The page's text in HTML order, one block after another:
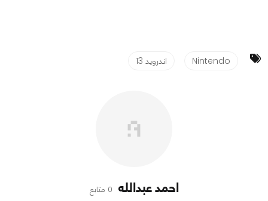
Nintendo اندرويد 13
احمد عبدالله 0 متابع